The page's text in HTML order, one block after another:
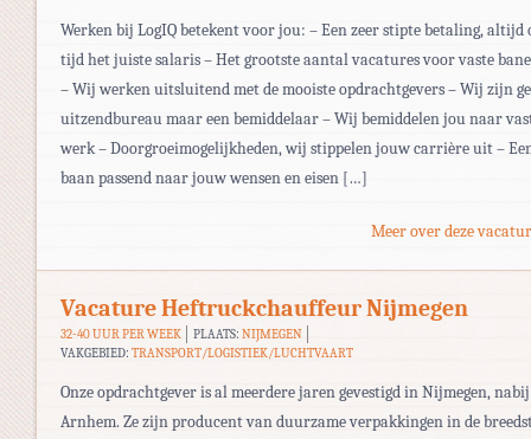
Werken bij LogIQ betekent voor jou: – Een zeer stipte betaling, altijd
tijd het juiste salaris – Het grootste aantal vacatures voor vaste
– Wij werken uitsluitend met de mooiste opdrachtgevers – Wij zijn
uitzendbureau maar een bemiddelaar – Wij bemiddelen jou naar
werk – Doorgroeimogelijkheden, wij stippelen jouw carrière uit –
baan passend naar jouw wensen en eisen […]
Meer over deze
Vacature Heftruckchauffeur Nijmegen
32-40 UUR PER WEEK PLAATS: NIJMEGEN
VAKGEBIED: TRANSPORT/LOGISTIEK/LUCHTVAART
Onze opdrachtgever is al meerdere jaren gevestigd in Nijmegen, nabij
Arnhem. Ze zijn producent van duurzame verpakkingen in de